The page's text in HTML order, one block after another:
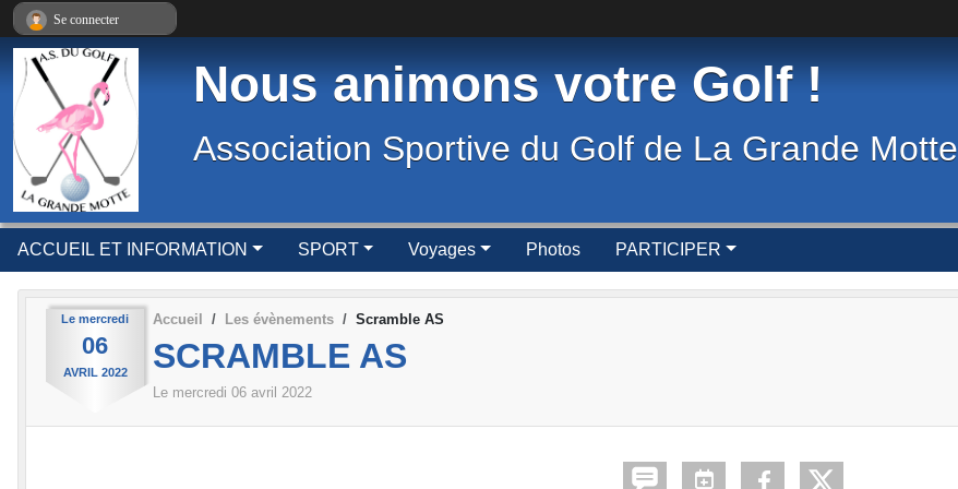
Nous animons votre Golf !
Association Sportive du Golf de La Grande Motte
ACCUEIL ET INFORMATION SPORT Voyages Photos PARTICIPER
Le mercredi
06
AVRIL 2022
Accueil Les évènements Scramble AS
SCRAMBLE AS
Le mercredi 06 avril 2022
Se connecter
Panneau de gestion des cookies